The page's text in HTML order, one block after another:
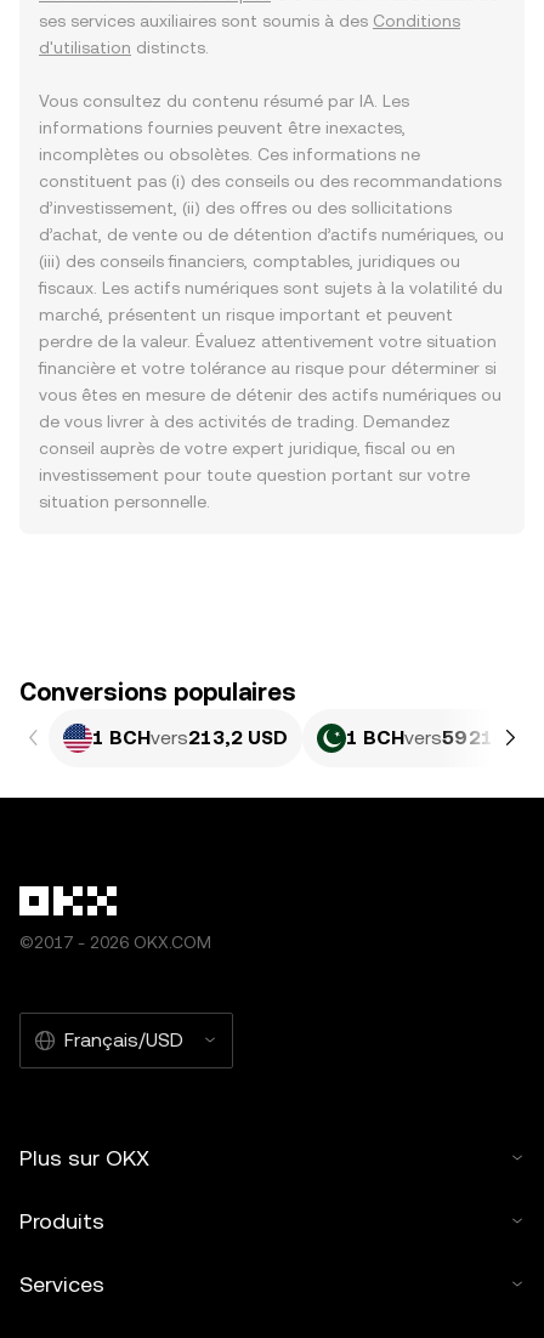
ses services auxiliaires sont soumis à des Conditions
d'utilisation distincts.
Vous consultez du contenu résumé par IA. Les
informations fournies peuvent être inexactes,
incomplètes ou obsolètes. Ces informations ne
constituent pas (i) des conseils ou des recommandations
d’investissement, (ii) des offres ou des sollicitations
d’achat, de vente ou de détention d’actifs numériques, ou
(iii) des conseils financiers, comptables, juridiques ou
fiscaux. Les actifs numériques sont sujets à la volatilité du
marché, présentent un risque important et peuvent
perdre de la valeur. Évaluez attentivement votre situation
financière et votre tolérance au risque pour déterminer si
vous êtes en mesure de détenir des actifs numériques ou
de vous livrer à des activités de trading. Demandez
conseil auprès de votre expert juridique, fiscal ou en
investissement pour toute question portant sur votre
situation personnelle.
Conversions populaires
1 BCHvers213,2 USD 1 BCHvers59 216,3
©2017 - 2026 OKX.COM
Français/USD
Plus sur OKX
Produits
Services